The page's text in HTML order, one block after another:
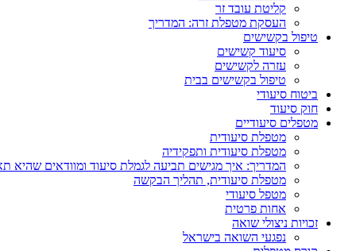
קליטת עובד זר
העסקת מטפלת זרה: המדריך
טיפול בקשישים
סיעוד קשישים
עזרה לקשישים
טיפול בקשישים בבית
ביטוח סיעודי
חוק סיעוד
מטפלים סיעודיים
מטפלת סיעודית
מטפלת סיעודית ותפקידיה
המדריך: איך מגישים תביעה לגמלת סיעוד ומוודאים שהיא
מטפלת סיעודית, תהליך הבקשה
מטפל סיעודי
אחות פרטית
זכויות ניצולי שואה
נפגעי השואה בישראל